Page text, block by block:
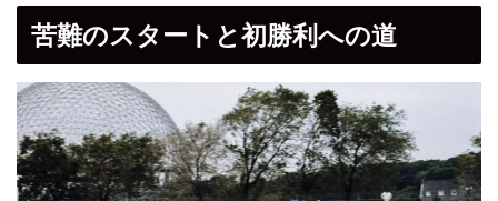
苦難のスタートと初勝利への道